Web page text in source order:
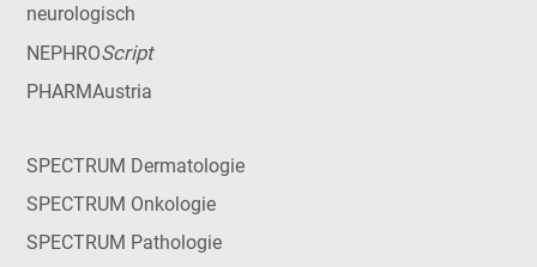
neurologisch
NEPHROScript
PHARMAustria
SPECTRUM Dermatologie
SPECTRUM Onkologie
SPECTRUM Pathologie